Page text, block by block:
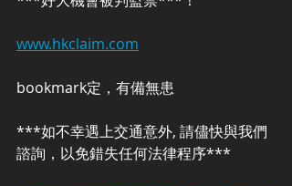
www.hkclaim.com
bookmark定，有備無患
***如不幸遇上交通意外, 請儘快與我們
諮詢，以免錯失任何法律程序***